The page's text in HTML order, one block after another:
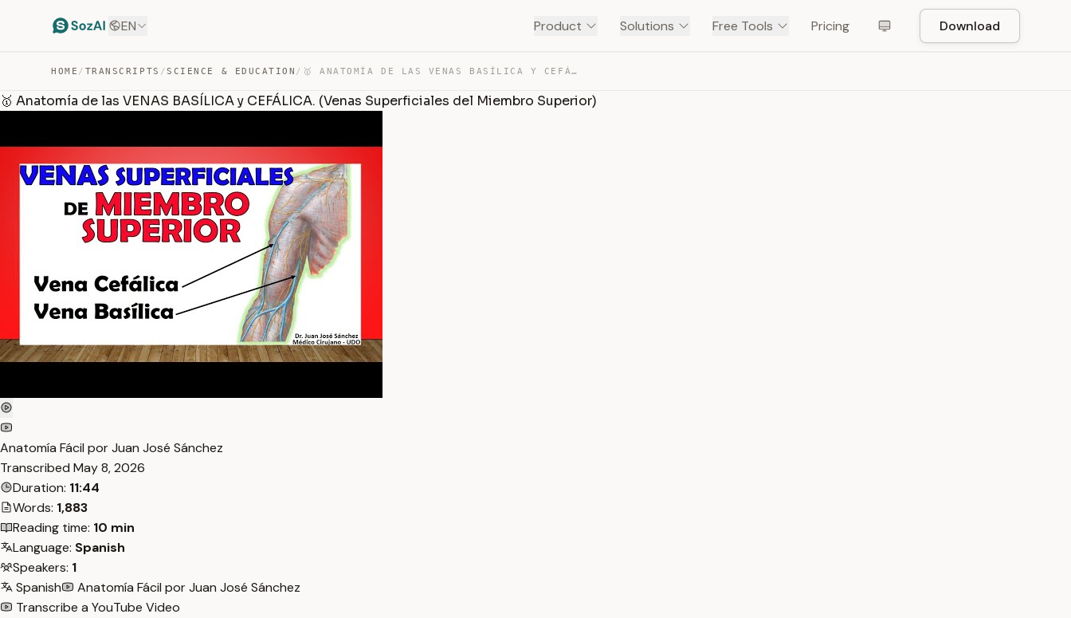
EN Product Solutions Free Tools Pricing Download
HOME / TRANSCRIPTS /SCIENCE & EDUCATION / 🥇 ANATOMÍA DE LAS VENAS BASÍLICA Y CEFÁLICA. (VENAS SUP… — TRANSCRIPT
🥇 Anatomía de las VENAS BASÍLICA y CEFÁLICA. (Venas Superficiales del Miembro Superior)
Anatomía Fácil por Juan José Sánchez
Transcribed May 8, 2026
Duration: 11:44
Words: 1,883
Reading time: 10 min
Language: Spanish
Speakers: 1
Spanish
Anatomía Fácil por Juan José Sánchez
Transcribe a YouTube Video